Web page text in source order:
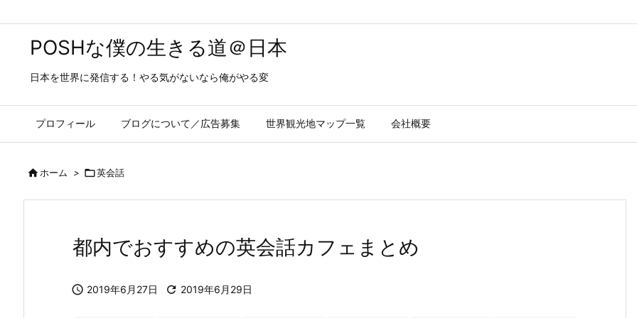
POSHな僕の生きる道＠日本
日本を世界に発信する！やる気がないなら俺がやる変
プロフィール ブログについて／広告募集 世界観光地マップ一覧 会社概要
ホーム > 英会話
都内でおすすめの英会話カフェまとめ
 2019年6月27日  2019年6月29日